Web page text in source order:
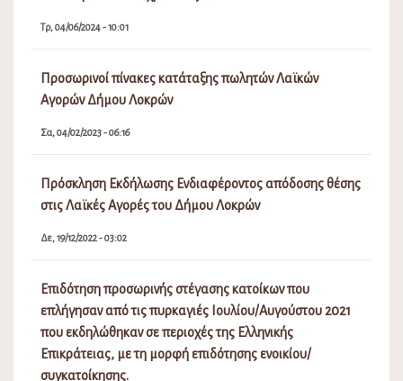
Τρ, 04/06/2024 - 10:01
Προσωρινοί πίνακες κατάταξης πωλητών Λαϊκών
Αγορών Δήμου Λοκρών
Σα, 04/02/2023 - 06:16
Πρόσκληση Εκδήλωσης Ενδιαφέροντος απόδοσης θέσης
στις Λαϊκές Αγορές του Δήμου Λοκρών
Δε, 19/12/2022 - 03:02
Επιδότηση προσωρινής στέγασης κατοίκων που
επλήγησαν από τις πυρκαγιές Ιουλίου/Αυγούστου 2021
που εκδηλώθηκαν σε περιοχές της Ελληνικής
Επικράτειας, με τη μορφή επιδότησης ενοικίου/
συγκατοίκησης.